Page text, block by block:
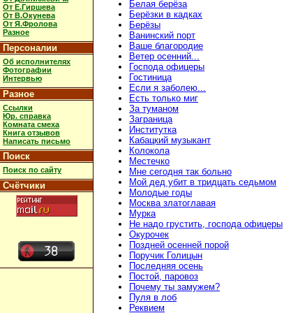
От Е.Гиршева
От В.Окунева
От Я.Фролова
Разное
Персоналии
Об исполнителях
Фотографии
Интервью
Разное
Ссылки
Юр. справка
Комната смеха
Книга отзывов
Написать письмо
Поиск
Поиск по сайту
Счётчики
Белая берёза
Берёзки в кадках
Берёзы
Ванинский порт
Ваше благородие
Ветер осенний...
Господа офицеры
Гостиница
Если я заболею...
Есть только миг
За туманом
Заграница
Институтка
Кабацкий музыкант
Колокола
Местечко
Мне сегодня так больно
Мой дед убит в тридцать седьмом
Молодые годы
Москва златоглавая
Мурка
Не надо грустить, господа офицеры
Окурочек
Поздней осенней порой
Поручик Голицын
Последняя осень
Постой, паровоз
Почему ты замужем?
Пуля в лоб
Реквием